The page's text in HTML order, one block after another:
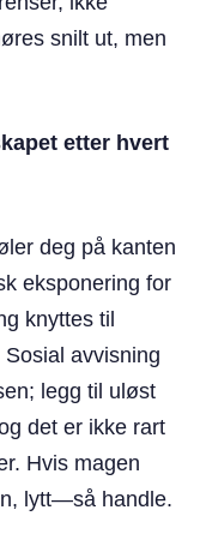
snilt ut, men
etter hvert
deg på kanten
eksponering for
knyttes til
avvisning
legg til uløst
det er ikke rart
Hvis magen
lytt—så handle.